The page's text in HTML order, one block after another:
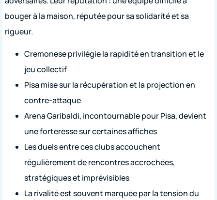
bouger à la maison, réputée pour sa solidarité et sa
rigueur.
Cremonese privilégie la rapidité en transition et le
jeu collectif
Pisa mise sur la récupération et la projection en
contre-attaque
Arena Garibaldi, incontournable pour Pisa, devient
une forteresse sur certaines affiches
Les duels entre ces clubs accouchent
régulièrement de rencontres accrochées,
stratégiques et imprévisibles
La rivalité est souvent marquée par la tension du